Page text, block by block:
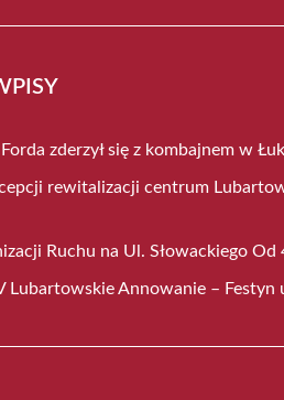
zderzył się z kombajnem w
rewitalizacji centrum
Ruchu na Ul. Słowackiego Od
Lubartowskie Annowanie – Festyn